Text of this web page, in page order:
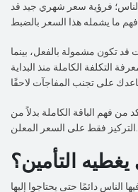
فرؤية سعر شهري جيد قد
تكون مشمولة بالفعل، بينما
التكلفة الكاملة منذ البداية
من فهم الباقة الكاملة بدلاً من
التركيز فقط على السعر المعلن.
يغطيه التأمين؟